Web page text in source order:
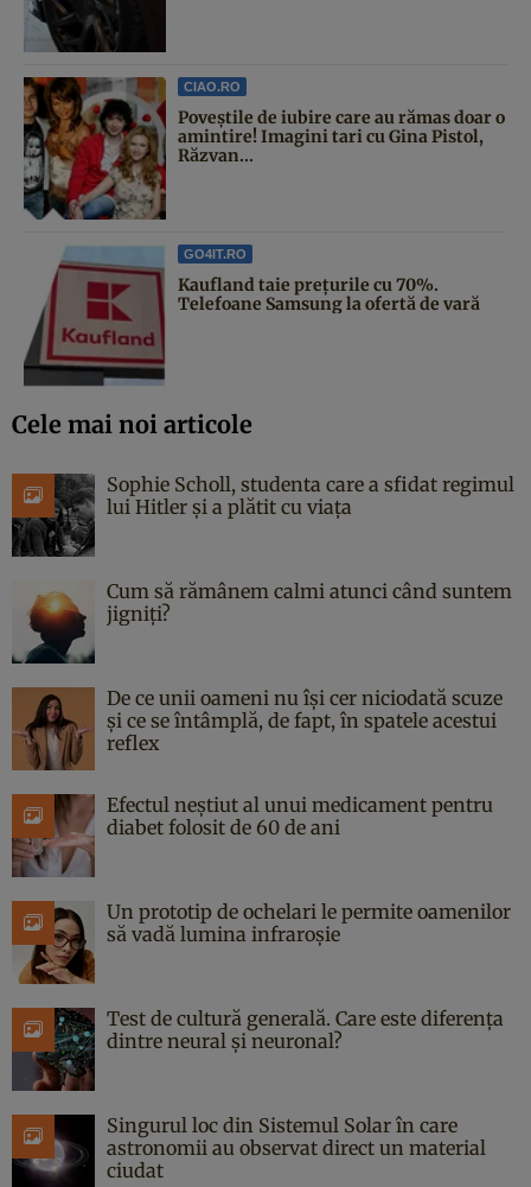
CIAO.RO
Poveştile de iubire care au rămas doar o
amintire! Imagini tari cu Gina Pistol,
Răzvan...
GO4IT.RO
Kaufland taie prețurile cu 70%.
Telefoane Samsung la ofertă de vară
Cele mai noi articole
Sophie Scholl, studenta care a sfidat regimul
lui Hitler și a plătit cu viața
Cum să rămânem calmi atunci când suntem
jigniți?
De ce unii oameni nu își cer niciodată scuze
și ce se întâmplă, de fapt, în spatele acestui
reflex
Efectul neștiut al unui medicament pentru
diabet folosit de 60 de ani
Un prototip de ochelari le permite oamenilor
să vadă lumina infraroșie
Test de cultură generală. Care este diferența
dintre neural și neuronal?
Singurul loc din Sistemul Solar în care
astronomii au observat direct un material
ciudat